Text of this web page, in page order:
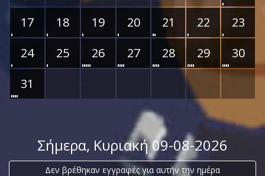
17
18 19 20 21 22
23
24
25 26 27 28 29
30
31
Σήμερα, Κυριακή 09-08-2026
Δεν βρέθηκαν εγγραφές για αυτήν την ημέρα